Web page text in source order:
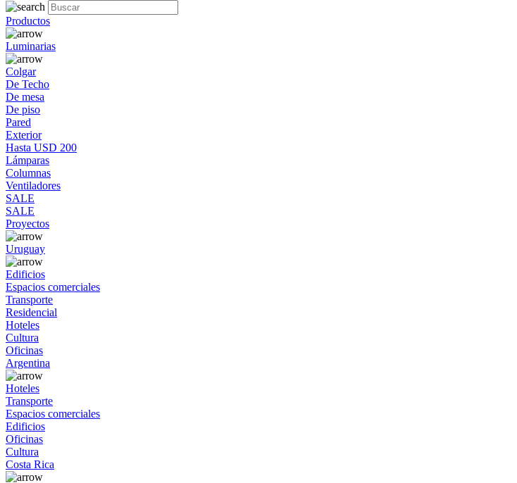
Productos
Luminarias
Colgar
De Techo
De mesa
De piso
Pared
Exterior
Hasta USD 200
Lámparas
Columnas
Ventiladores
SALE
SALE
Proyectos
Uruguay
Edificios
Espacios comerciales
Transporte
Residencial
Hoteles
Cultura
Oficinas
Argentina
Hoteles
Transporte
Espacios comerciales
Edificios
Oficinas
Cultura
Costa Rica